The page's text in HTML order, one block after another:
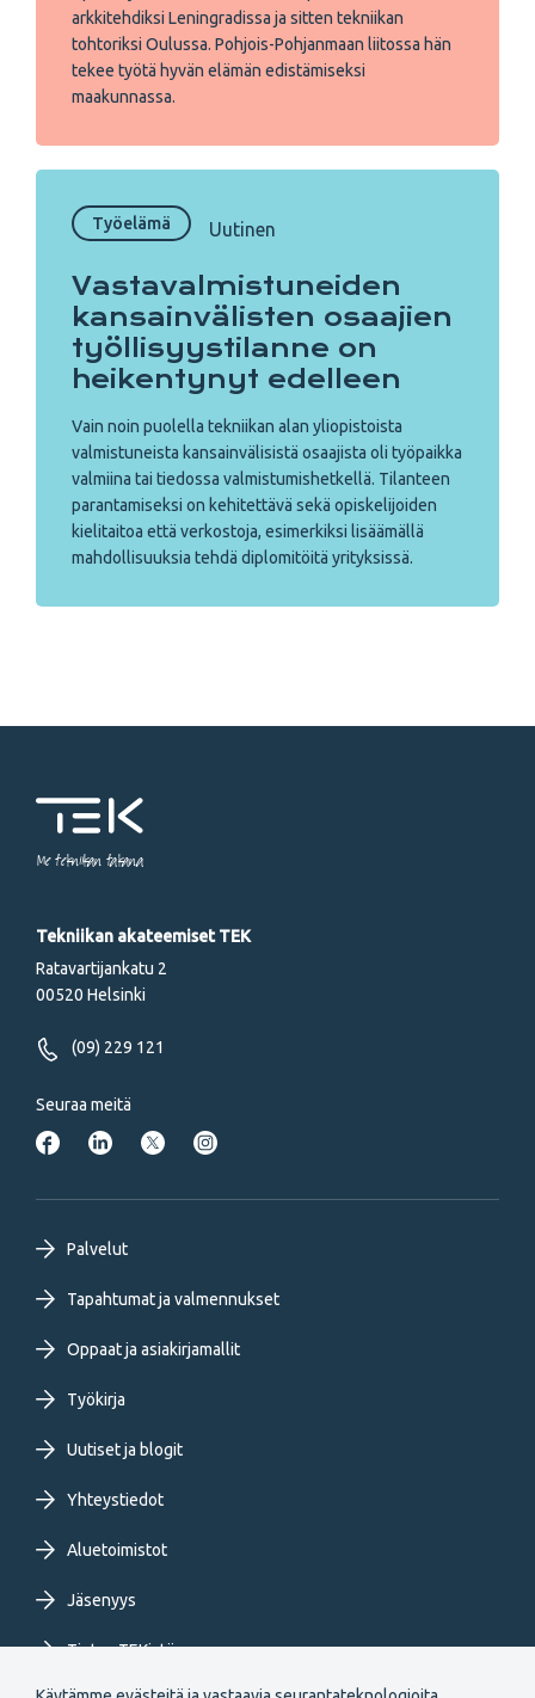
arkkitehdiksi Leningradissa ja sitten tekniikan
tohtoriksi Oulussa. Pohjois-Pohjanmaan liitossa hän
tekee työtä hyvän elämän edistämiseksi
maakunnassa.
Työelämä Uutinen
Vastavalmistuneiden
kansainvälisten osaajien
työllisyystilanne on
heikentynyt edelleen
Vain noin puolella tekniikan alan yliopistoista
valmistuneista kansainvälisistä osaajista oli työpaikka
valmiina tai tiedossa valmistumishetkellä. Tilanteen
parantamiseksi on kehitettävä sekä opiskelijoiden
kielitaitoa että verkostoja, esimerkiksi lisäämällä
mahdollisuuksia tehdä diplomitöitä yrityksissä.
Me tekniikan takana
Tekniikan akateemiset TEK
Ratavartijankatu 2
00520 Helsinki
(09) 229 121
Seuraa meitä
Footer
primary
menu
FI
Palvelut
Tapahtumat ja valmennukset
Oppaat ja asiakirjamallit
Työkirja
Uutiset ja blogit
Yhteystiedot
Aluetoimistot
Jäsenyys
Tietoa TEKistä